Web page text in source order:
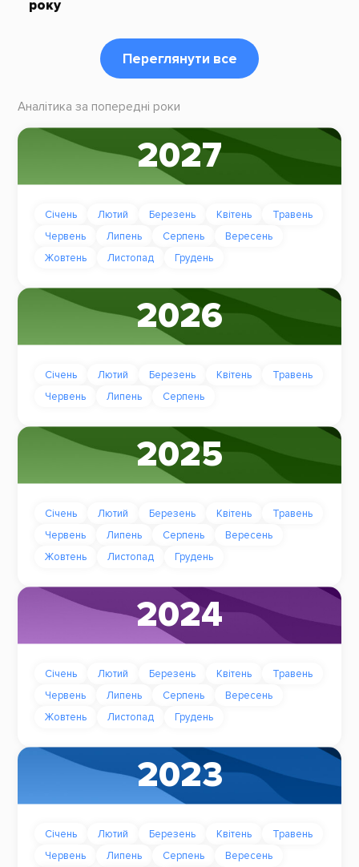
року
Переглянути все
Аналітика за попередні роки
2027
Січень Лютий Березень Квітень
Травень
Червень
Липень Серпень
Вересень
Жовтень
Листопад Грудень
2026
Січень Лютий Березень Квітень
Травень
Червень
Липень Серпень
2025
Січень Лютий Березень Квітень
Травень
Червень
Липень Серпень
Вересень
Жовтень
Листопад Грудень
2024
Січень Лютий Березень Квітень
Травень
Червень
Липень Серпень
Вересень
Жовтень
Листопад Грудень
2023
Січень Лютий Березень Квітень
Травень
Червень
Липень Серпень
Вересень